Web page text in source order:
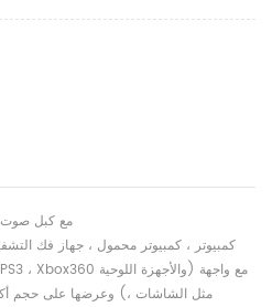
100٪ جديد تمامًا من HDMI إلى VGA مع كبل صوت